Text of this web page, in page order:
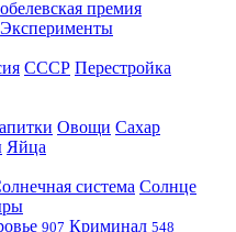
премия
Эксперименты
СССР Перестройка
Овощи Сахар
Яйца
система Солнце
907 Криминал 548